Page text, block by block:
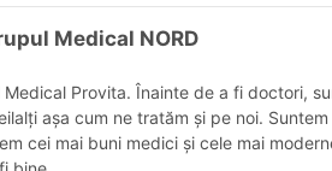
Medical NORD
Medical Provita. Înainte de a fi doctori,
așa cum ne tratăm și pe noi.
cei mai buni medici și cele mai